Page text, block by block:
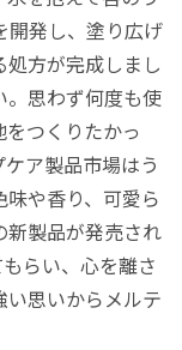
開発し、塗り広げ
方が完成しまし
。思わず何度も使
つくりたかっ
ア製品市場はう
や香り、可愛ら
新製品が発売され
らい、心を離さ
思いからメルテ